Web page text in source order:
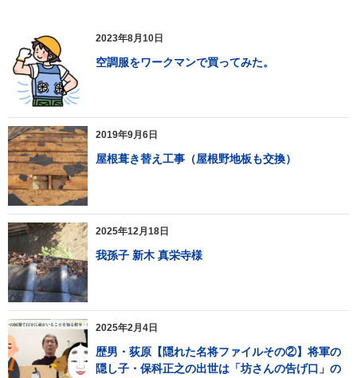
2023年8月10日
空調服をワークマンで買ってみた。
2019年9月6日
屋根葺き替え工事（屋根野地板も交換）
2025年12月18日
我孫子 新木 真栄寺様
2025年2月4日
歴男・荻原【隠れた名将ファイルその②】将軍の
隠し子・保科正之の出世は「坊さんの告げ口」の